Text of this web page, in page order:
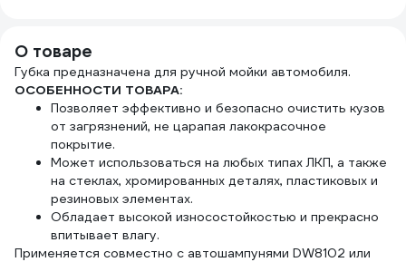
О товаре
Губка предназначена для ручной мойки автомобиля.
ОСОБЕННОСТИ ТОВАРА:
Позволяет эффективно и безопасно очистить кузов
от загрязнений, не царапая лакокрасочное
покрытие.
Может использоваться на любых типах ЛКП, а также
на стеклах, хромированных деталях, пластиковых и
резиновых элементах.
Обладает высокой износостойкостью и прекрасно
впитывает влагу.
Применяется совместно с автошампунями DW8102 или